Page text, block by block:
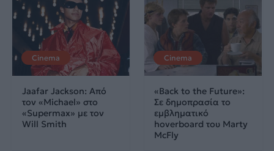
Cinema
Jaafar Jackson: Από
τον «Michael» στο
«Supermax» με τον
Will Smith
Cinema
«Back to the Future»:
Σε δημοπρασία το
εμβληματικό
hoverboard του Marty
McFly